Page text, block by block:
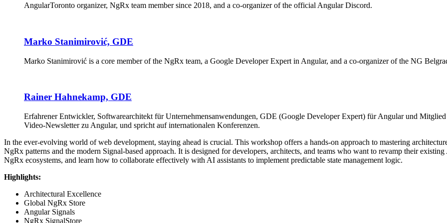
AngularToronto organizer, NgRx team member since 2018, and a co-organizer of the official Angular Discord.
Marko Stanimirović, GDE
Marko Stanimirović is a core member of the NgRx team, a Google Developer Expert in Angular, and a co-organizer of the NG
Rainer Hahnekamp, GDE
Erfahrener Entwickler, Softwarearchitekt für Unternehmensanwendungen, GDE (Google Developer Expert) für Angular und
Video-Newsletter zu Angular, und spricht auf internationalen Konferenzen.
In the ever-evolving world of web development, staying ahead is crucial. This workshop offers a hands-on approach to mastering
NgRx patterns and the modern Signal-based approach. It is designed for developers, architects, and teams who want to revamp their
NgRx ecosystems, and learn how to collaborate effectively with AI assistants to implement predictable state management logic.
Highlights:
Architectural Excellence
Global NgRx Store
Angular Signals
NgRx SignalStore